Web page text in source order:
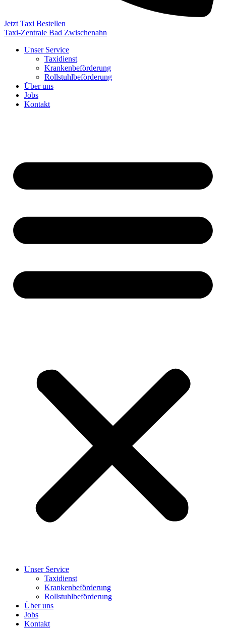
Jetzt Taxi Bestellen
Taxi-Zentrale Bad Zwischenahn
Unser Service
Taxidienst
Krankenbeförderung
Rollstuhlbeförderung
Über uns
Jobs
Kontakt
Unser Service
Taxidienst
Krankenbeförderung
Rollstuhlbeförderung
Über uns
Jobs
Kontakt